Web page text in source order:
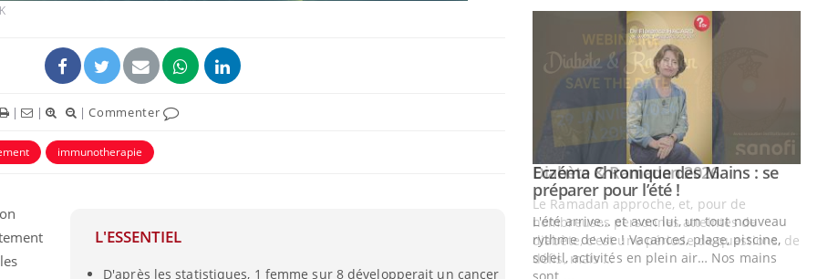
| | |Commenter
immunotherapie
L'ESSENTIEL
D'après les statistiques, 1 femme sur 8 développerait un cancer
2026, l'insuline dans le diabète de type 2
entourée d'idées reçues chez les
comme parfois chez les soignants.
Youtube
Diabète & Ramadan 2026Youtube
Le Ramadan approche, et, pour de
nombreuses personnes atteintes de
diabète, c'est une période de questions, de
défis, mais ...